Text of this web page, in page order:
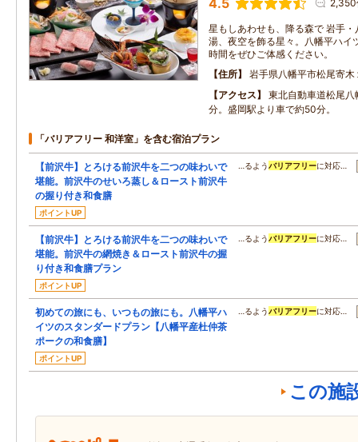
4.5 2,350
星もしあわせも、降る森で 岩手
湯、夜空を飾る星々。八幡平ハイ
時間をぜひご体感ください。
住所
岩手県八幡平市松尾寄
アクセス
東北自動車道松尾
分。盛岡駅より車で約50分。
「バリアフリー 和洋室」を含む宿泊プラン
【前沢牛】とろける前沢牛を二つの味わいで
堪能。前沢牛のせいろ蒸し＆ロースト前沢牛
の握り付き和食膳
ポイントUP
…るようバリアフリーに対応…
【前沢牛】とろける前沢牛を二つの味わいで
堪能。前沢牛の網焼き＆ロースト前沢牛の握
り付き和食膳プラン
ポイントUP
…るようバリアフリーに対応…
初めての旅にも、いつもの旅にも。八幡平ハ
イツのスタンダードプラン【八幡平産杜仲茶
ポークの和食膳】
ポイントUP
…るようバリアフリーに対応…
この施